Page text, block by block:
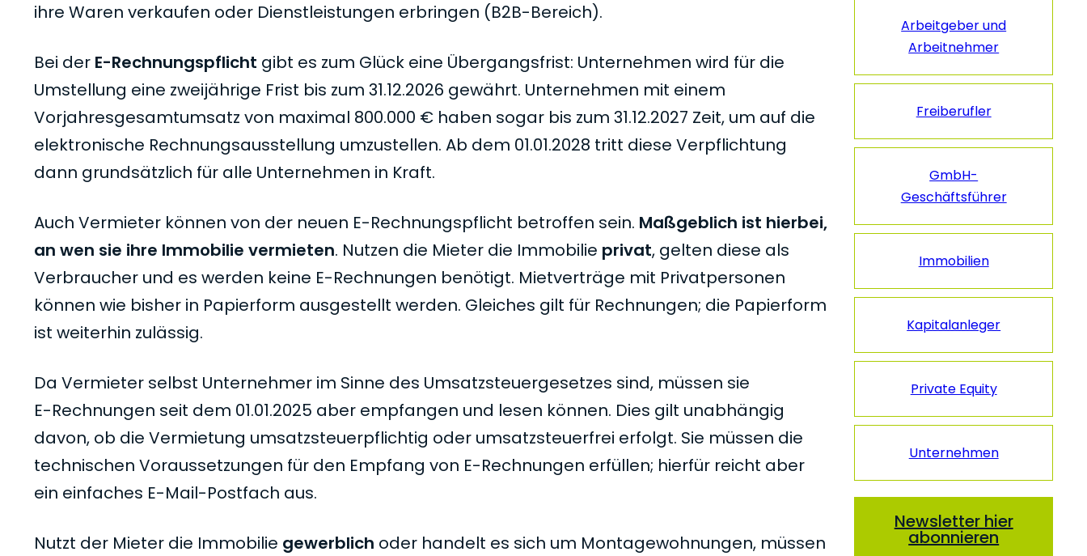
ihre Waren verkaufen oder Dienstleistungen erbringen (B2B-Bereich).
Bei der E-Rechnungspflicht gibt es zum Glück eine Übergangsfrist: Unternehmen wird für die
Umstellung eine zweijährige Frist bis zum 31.12.2026 gewährt. Unternehmen mit einem
Vorjahresgesamtumsatz von maximal 800.000 € haben sogar bis zum 31.12.2027 Zeit, um auf die
elektronische Rechnungsausstellung umzustellen. Ab dem 01.01.2028 tritt diese Verpflichtung
dann grundsätzlich für alle Unternehmen in Kraft.
Auch Vermieter können von der neuen E-Rechnungspflicht betroffen sein. Maßgeblich ist hierbei,
an wen sie ihre Immobilie vermieten. Nutzen die Mieter die Immobilie privat, gelten diese als
Verbraucher und es werden keine E-Rechnungen benötigt. Mietverträge mit Privatpersonen
können wie bisher in Papierform ausgestellt werden. Gleiches gilt für Rechnungen; die Papierform
ist weiterhin zulässig.
Da Vermieter selbst Unternehmer im Sinne des Umsatzsteuergesetzes sind, müssen sie
E-Rechnungen seit dem 01.01.2025 aber empfangen und lesen können. Dies gilt unabhängig
davon, ob die Vermietung umsatzsteuerpflichtig oder umsatzsteuerfrei erfolgt. Sie müssen die
technischen Voraussetzungen für den Empfang von E-Rechnungen erfüllen; hierfür reicht aber
ein einfaches E-Mail-Postfach aus.
Nutzt der Mieter die Immobilie gewerblich oder handelt es sich um Montagewohnungen, müssen
Arbeitgeber und
Arbeitnehmer
Freiberufler
GmbH-
Geschäftsführer
Immobilien
Kapitalanleger
Private Equity
Unternehmen
Newsletter hier
abonnieren